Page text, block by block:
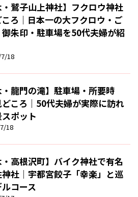
・鷲子山上神社】フクロウ神社
ろ｜日本一の大フクロウ・ご
朱印・駐車場を50代夫婦が紹
18
・龍門の滝】駐車場・所要時
ころ｜50代夫婦が実際に訪れ
ポット
18
・高根沢町】バイク神社で有名
社｜宇都宮餃子「幸楽」と巡
コース